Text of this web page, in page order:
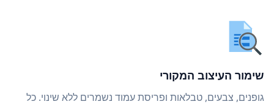
שימור העיצוב המקורי
גופנים, צבעים, טבלאות ופריסת עמוד נשמרים ללא שינוי. כל